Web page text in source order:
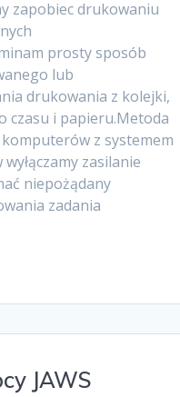
zapobiec drukowaniu
prosty sposób
lub
drukowania z kolejki,
czasu i papieru.Metoda
z systemem
zasilanie
niepożądany
zadania
JAWS